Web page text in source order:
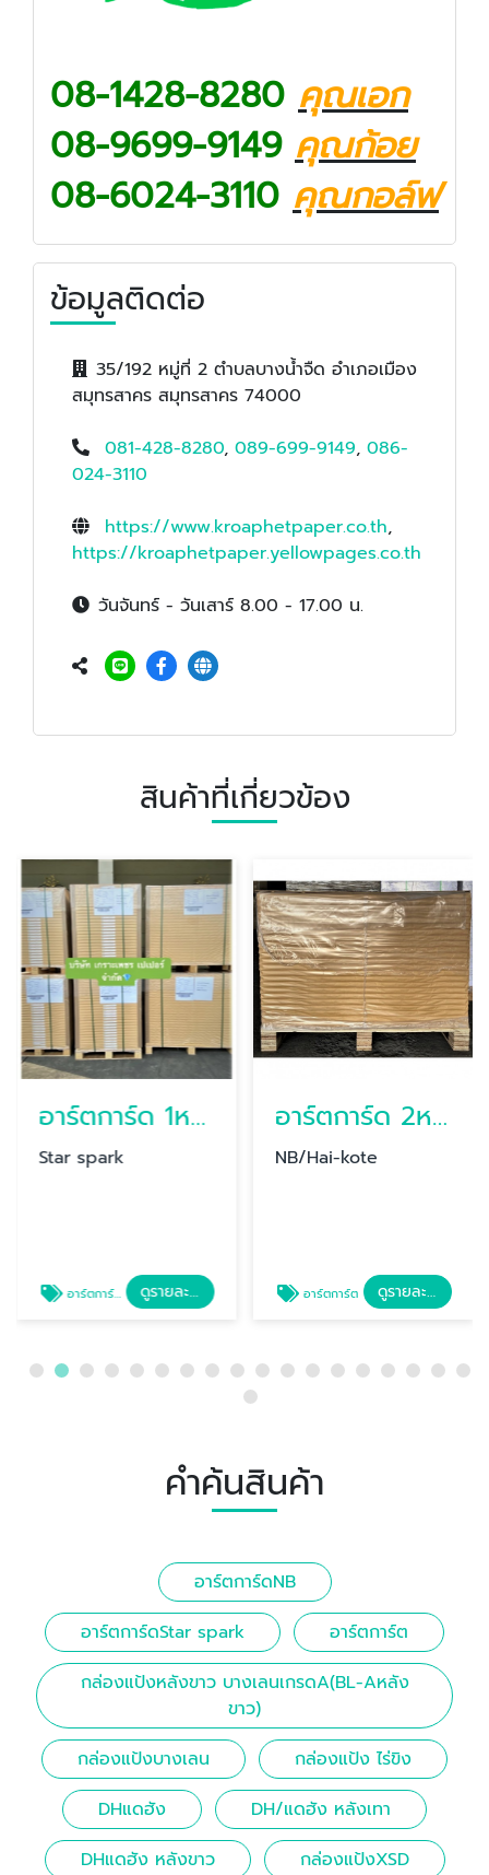
08-1428-8280 คุณเอก
08-9699-9149 คุณก้อย
08-6024-3110​ คุณกอล์ฟ
ข้อมูลติดต่อ
35/192 หมู่ที่ 2 ตำบลบางน้ำจืด อำเภอเมือง
สมุทรสาคร สมุทรสาคร 74000
081-428-8280, 089-699-9149, 086-
024-3110
https://www.kroaphetpaper.co.th,
https://kroaphetpaper.yellowpages.co.th
วันจันทร์ - วันเสาร์ 8.00 - 17.00 น.
สินค้าที่เกี่ยวข้อง
อาร์ตการ์ด 1หน้า Star spark
Star spark
อาร์ตการ์ดStar spark ดูรายละเอียด
อาร์ตการ์ด 2หน้า
NB/Hai-kote
อาร์ตการ์ต ดูรายละเอียด
คำค้นสินค้า
อาร์ตการ์ดNB
อาร์ตการ์ดStar spark
อาร์ตการ์ต
กล่องแป้งหลังขาว บางเลนเกรดA(BL-Aหลัง
ขาว)
กล่องแป้งบางเลน
กล่องแป้ง ไร่ขิง
DHแดฮัง
DH/แดฮัง หลังเทา
DHแดฮัง หลังขาว
กล่องแป้งXSD